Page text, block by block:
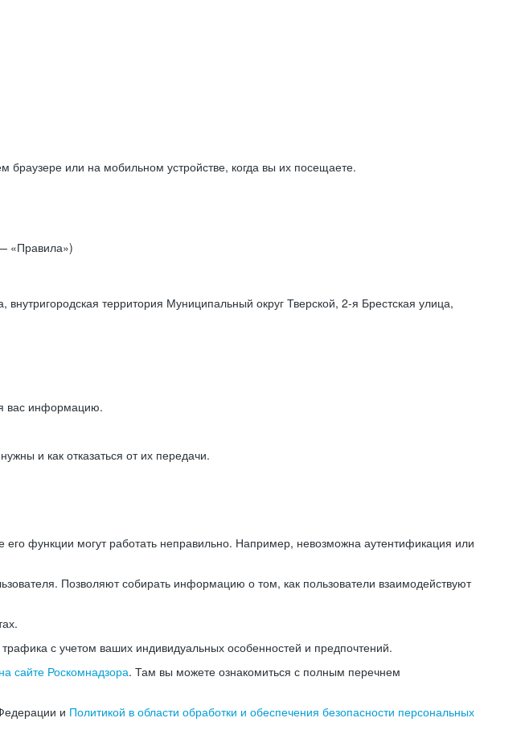
или на мобильном устройстве, когда вы их посещаете.
«Правила»)
территория Муниципальный округ Тверской, 2-я Брестская улица,
вас информацию.
и как отказаться от их передачи.
функции могут работать неправильно. Например, невозможна аутентификация или
Позволяют собирать информацию о том, как пользователи взаимодействуют
с учетом ваших индивидуальных особенностей и предпочтений.
сайте Роскомнадзора. Там вы можете ознакомиться с полным перечнем
и Политикой в области обработки и обеспечения безопасности персональных